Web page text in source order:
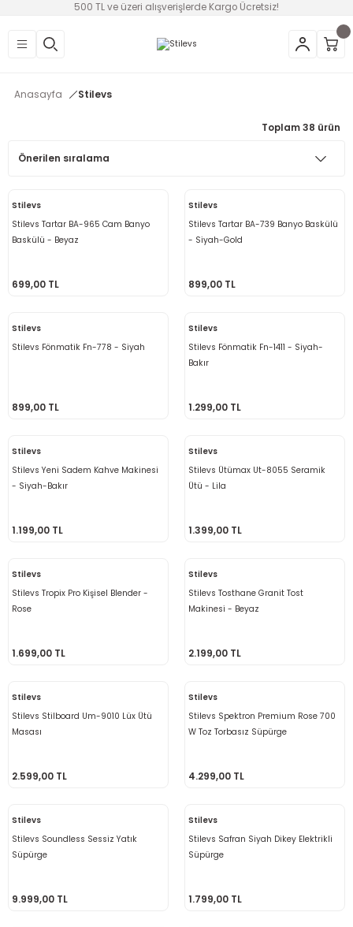
500 TL ve üzeri alışverişlerde Kargo Ücretsiz!
Sistemleri
Anasayfa Stilevs
Toplam 38 ürün
Stilevs
Stilevs Tartar BA-965 Cam Banyo
Baskülü - Beyaz
699,00 TL
Stilevs
Stilevs Tartar BA-739 Banyo Baskülü
- Siyah-Gold
899,00 TL
Stilevs
Stilevs Fönmatik Fn-778 - Siyah
899,00 TL
Stilevs
Stilevs Fönmatik Fn-1411 - Siyah-
Bakır
1.299,00 TL
Stilevs
Stilevs Yeni Sadem Kahve Makinesi
- Siyah-Bakır
1.199,00 TL
Stilevs
Stilevs Ütümax Ut-8055 Seramik
Ütü - Lila
1.399,00 TL
Stilevs
Stilevs Tropix Pro Kişisel Blender -
Rose
1.699,00 TL
Stilevs
Stilevs Tosthane Granit Tost
Makinesi - Beyaz
2.199,00 TL
Stilevs
Stilevs Stilboard Um-9010 Lüx Ütü
Masası
2.599,00 TL
Stilevs
Stilevs Spektron Premium Rose 700
W Toz Torbasız Süpürge
4.299,00 TL
Stilevs
Stilevs Soundless Sessiz Yatık
Süpürge
9.999,00 TL
Stilevs
Stilevs Safran Siyah Dikey Elektrikli
Süpürge
1.799,00 TL